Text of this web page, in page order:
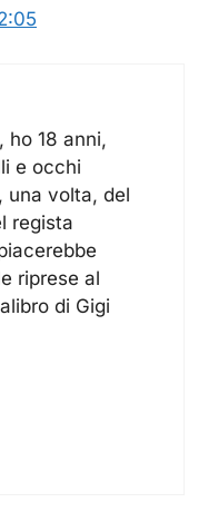
ho 18 anni,
e occhi
una volta, del
regista
riprese al
di Gigi